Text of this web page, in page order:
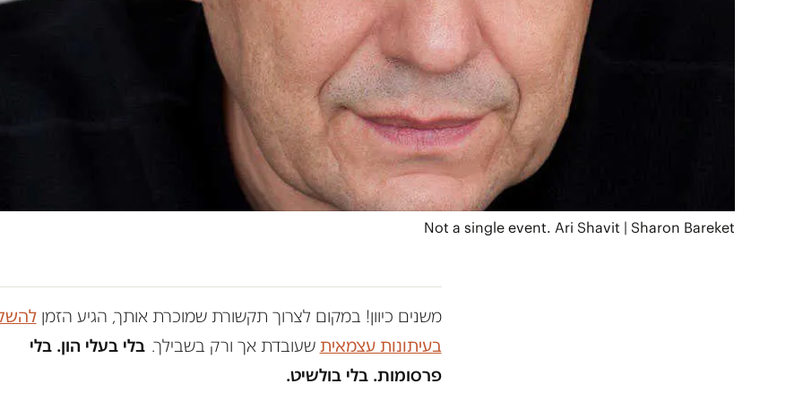
Not a single event. Ari Shavit | Sharon Bareket
משנים כיוון! במקום לצרוך תקשורת שמוכרת אותך, הגיע הזמן
בעיתונות עצמאית שעובדת אך ורק בשבילך. בלי בעלי הון. בלי
פרסומות. בלי בולשיט.